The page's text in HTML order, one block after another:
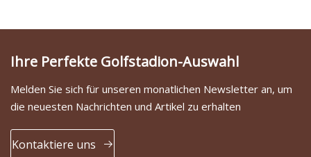
Ihre Perfekte Golfstadion-Auswahl
Melden Sie sich für unseren monatlichen Newsletter an, um
die neuesten Nachrichten und Artikel zu erhalten
Kontaktiere uns